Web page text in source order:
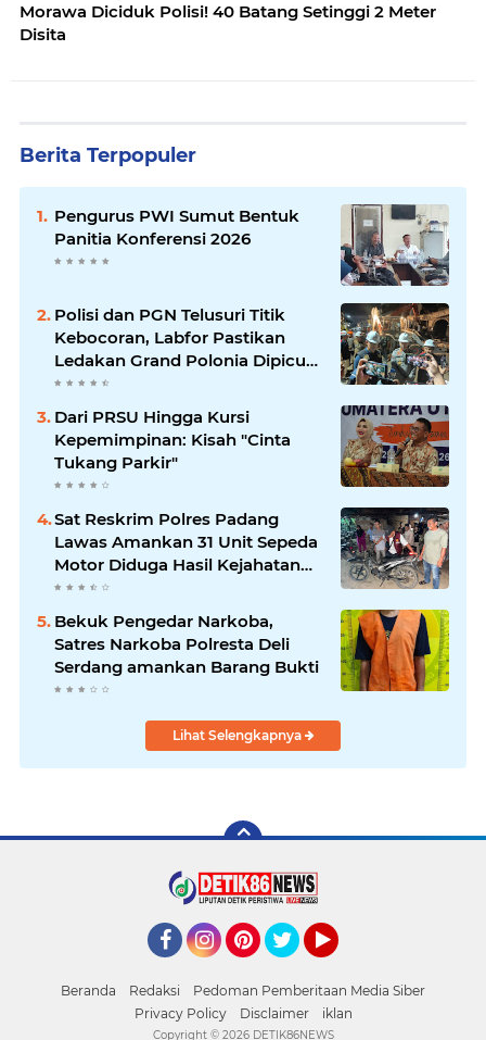
Morawa Diciduk Polisi! 40 Batang Setinggi 2 Meter
Disita
Berita Terpopuler
Pengurus PWI Sumut Bentuk
Panitia Konferensi 2026
Polisi dan PGN Telusuri Titik
Kebocoran, Labfor Pastikan
Ledakan Grand Polonia Dipicu
Akumulasi Gas
Dari PRSU Hingga Kursi
Kepemimpinan: Kisah "Cinta
Tukang Parkir"
Sat Reskrim Polres Padang
Lawas Amankan 31 Unit Sepeda
Motor Diduga Hasil Kejahatan
dari Rumah Warga di Pasar
Latong
Bekuk Pengedar Narkoba,
Satres Narkoba Polresta Deli
Serdang amankan Barang Bukti
Lihat Selengkapnya
Beranda Redaksi
Pedoman Pemberitaan Media Siber
Privacy Policy
Disclaimer iklan
Copyright © 2026 DETIK86NEWS